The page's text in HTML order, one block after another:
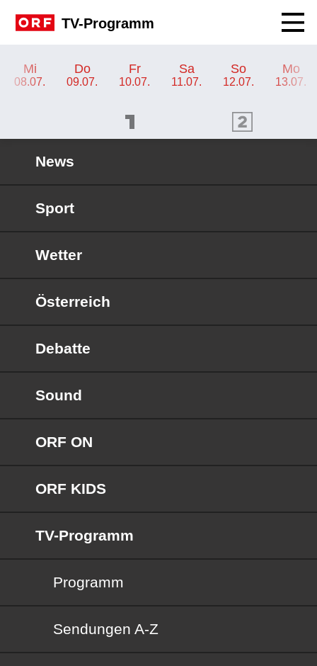
TV-Programm
Mi
08.07.
Do
09.07.
Fr
10.07.
Sa
11.07.
So
12.07.
Mo
13.07.
ORF 2 Programm
News
Sport
Wetter
Österreich
Debatte
Sound
ORF ON
ORF KIDS
TV-Programm
Programm
Sendungen von A bis Z
Sendungen A-Z